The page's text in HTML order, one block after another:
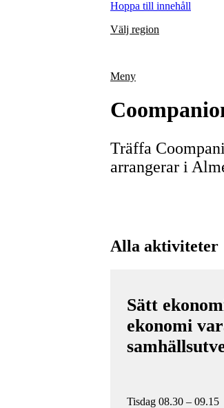
Hoppa till innehåll
Välj region
Meny
Träffa
arrangerar i
Alla aktiviteter
Sätt
ekonomi
Tisdag 08.30 – 09.15